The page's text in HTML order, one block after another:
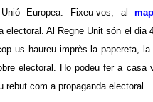
Europea. Fixeu-vos, al
electoral. Al Regne Unit són el dia
us haureu imprès la papereta,
electoral. Ho podeu fer a casa
rebut com a propaganda electoral.